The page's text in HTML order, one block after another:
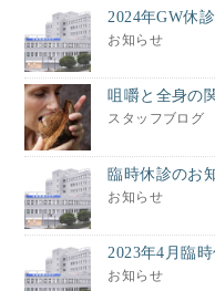
2024年GW休
お知らせ
咀嚼と全身の
スタッフブログ
臨時休診のお
お知らせ
2023年4月臨
お知らせ